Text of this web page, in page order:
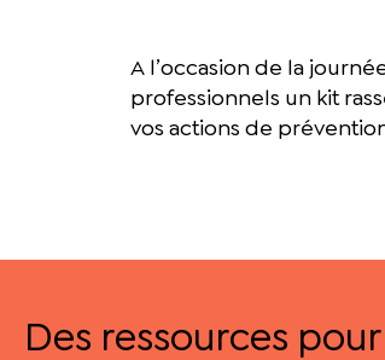
A l’occasion de la
professionnels un kit
vos actions de
Des ressources